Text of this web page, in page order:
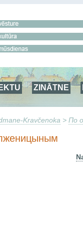
ZINĀTNE
Kravčenoka > По